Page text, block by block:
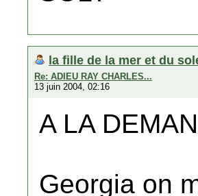
la fille de la mer et du
Re: ADIEU RAY CHARLES...
13 juin 2004, 02:16
A LA
Georgia on